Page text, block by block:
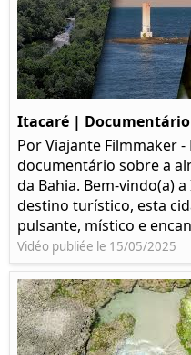
Itacaré | Documentário
Por Viajante Filmmaker
documentário sobre a
da Bahia. Bem-vindo(a)
destino turístico, esta
pulsante, místico e
Vidéo publiée le 15/05/2025